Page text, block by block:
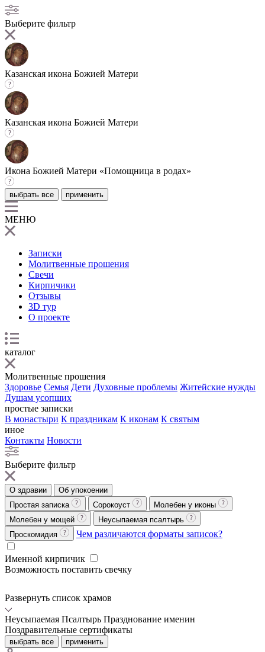
Выберите фильтр
Казанская икона Божией Матери
Казанская икона Божией Матери
Икона Божией Матери «Помощница в родах»
выбрать все применить
МЕНЮ
Записки
Молитвенные прошения
Свечи
Кирпичики
Отзывы
3D тур
О проекте
каталог
Молитвенные прошения
Здоровье Семья Дети Духовные проблемы Житейские нужды
Душам усопших
простые записки
В монастыри К праздникам К иконам К святым
иное
Контакты Новости
Выберите фильтр
О здравии
Об упокоении
Простая записка
Сорокоуст
Молебен у иконы
Молебен у мощей
Неусыпаемая псалтырь
Проскомидия
Чем различаются форматы записок?
Именной кирпичик
Возможность поставить свечку
Развернуть список храмов
Неусыпаемая Псалтырь Празднование именин
Поздравительные сертификаты
выбрать все применить